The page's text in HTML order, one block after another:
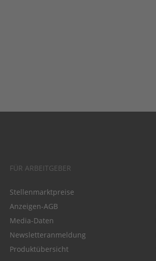
FÜR ARBEITGEBER
Stellenmarktpreise
Anzeigen-AGB
Media-Daten
Newsletteranmeldung
Produktübersicht